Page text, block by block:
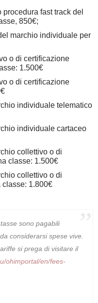
fast track del
850€;
marchio individuale per
o di certificazione
1.500€
o di certificazione
individuale telematico
individuale cartaceo
collettivo o di
classe: 1.500€
collettivo o di
classe: 1.800€
sono pagabili
considerarsi spese vive.
si prega di visitare il
ohimportal/en/fees-